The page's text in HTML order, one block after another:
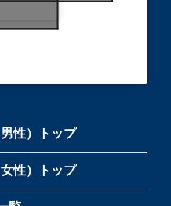
性）トップ
性）トップ